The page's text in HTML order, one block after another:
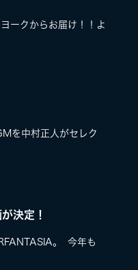
ークからお届け！！よ
を中村正人がセレク
決定！
。 今年も